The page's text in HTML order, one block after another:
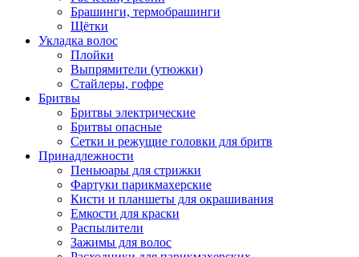
Брашинги, термобрашинги
Щётки
Укладка волос
Плойки
Выпрямители (утюжки)
Стайлеры, гофре
Бритвы
Бритвы электрические
Бритвы опасные
Сетки и режущие головки для бритв
Принадлежности
Пеньюары для стрижки
Фартуки парикмахерские
Кисти и планшеты для окрашивания
Емкости для краски
Распылители
Зажимы для волос